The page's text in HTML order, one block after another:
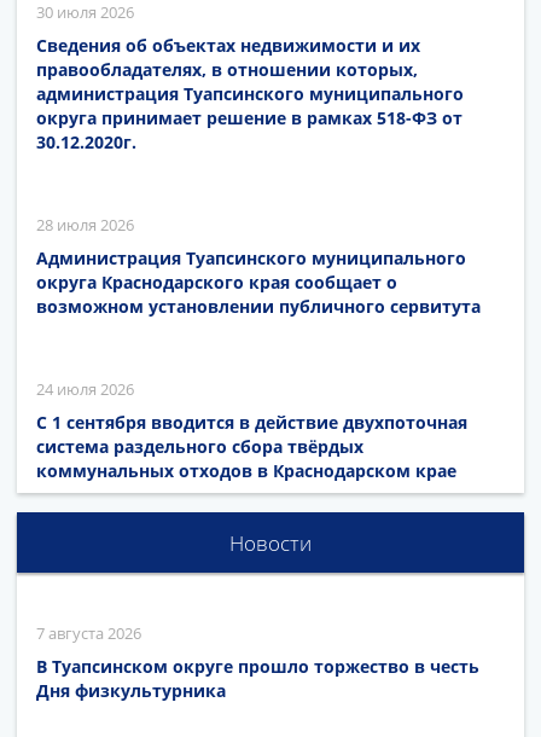
30 июля 2026
Сведения об объектах недвижимости и их
правообладателях, в отношении которых,
администрация Туапсинского муниципального
округа принимает решение в рамках 518-ФЗ от
30.12.2020г.
28 июля 2026
Администрация Туапсинского муниципального
округа Краснодарского края сообщает о
возможном установлении публичного сервитута
24 июля 2026
С 1 сентября вводится в действие двухпоточная
система раздельного сбора твёрдых
коммунальных отходов в Краснодарском крае
Новости
7 августа 2026
В Туапсинском округе прошло торжество в честь
Дня физкультурника